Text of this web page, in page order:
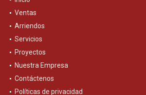
Ventas
Arriendos
Servicios
Proyectos
Nuestra Empresa
Contáctenos
Políticas de privacidad